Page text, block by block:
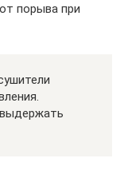
порыва при